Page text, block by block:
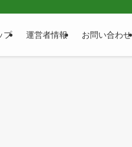
プ 運営者情報 お問い合わせ